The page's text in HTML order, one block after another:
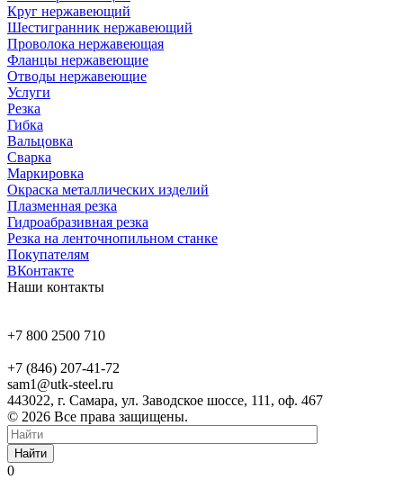
Круг нержавеющий
Шестигранник нержавеющий
Проволока нержавеющая
Фланцы нержавеющие
Отводы нержавеющие
Услуги
Резка
Гибка
Вальцовка
Сварка
Маркировка
Окраска металлических изделий
Плазменная резка
Гидроабразивная резка
Резка на ленточнопильном станке
Покупателям
ВКонтакте
Наши контакты
+7 800 2500 710
+7 (846) 207-41-72
sam1@utk-steel.ru
443022, г. Самара, ул. Заводское шоссе, 111, оф. 467
© 2026 Все права защищены.
Найти
0